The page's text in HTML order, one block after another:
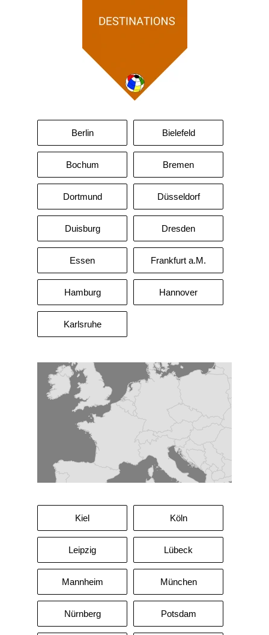
Berlin Bielefeld
Bochum Bremen
Dortmund Düsseldorf
Duisburg Dresden
Essen Frankfurt a.M.
Hamburg Hannover
Karlsruhe
Kiel Köln
Leipzig Lübeck
Mannheim München
Nürnberg Potsdam